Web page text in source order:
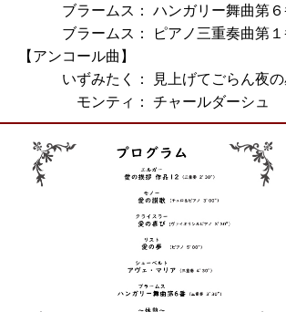
ブラームス：
ハンガリー舞曲第
ブラームス：
ピアノ三重奏曲第
【アンコール曲】
いずみたく：
見上げてごらん夜
モンティ：
チャールダーシュ